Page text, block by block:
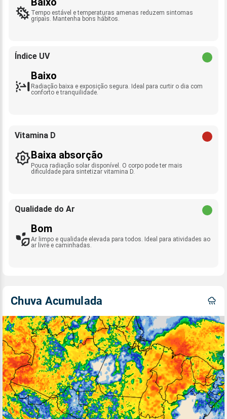
Tempo estável e temperaturas amenas reduzem sintomas
gripais. Mantenha bons hábitos.
Índice UV
Baixo
Radiação baixa e exposição segura. Ideal para curtir o dia com
conforto e tranquilidade.
Vitamina D
Baixa absorção
Pouca radiação solar disponível. O corpo pode ter mais
dificuldade para sintetizar vitamina D.
Qualidade do Ar
Bom
Ar limpo e qualidade elevada para todos. Ideal para atividades ao
ar livre e caminhadas.
Chuva Acumulada